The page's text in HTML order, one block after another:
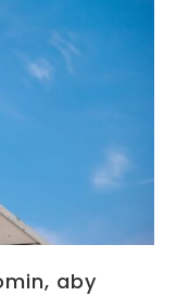
aby